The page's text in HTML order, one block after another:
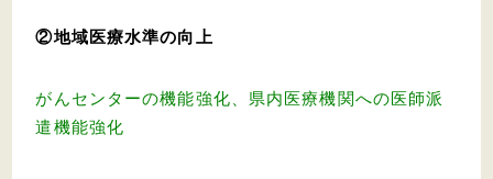
②地域医療水準の向上
がんセンターの機能強化、県内医療機関への医師派
遣機能強化